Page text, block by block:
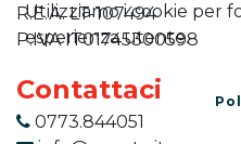
R.E.A. LT-107494
P.IVA IT01745300598
Contattaci
0773.844051
Utilizziamo i cookie per
esperienza utente.